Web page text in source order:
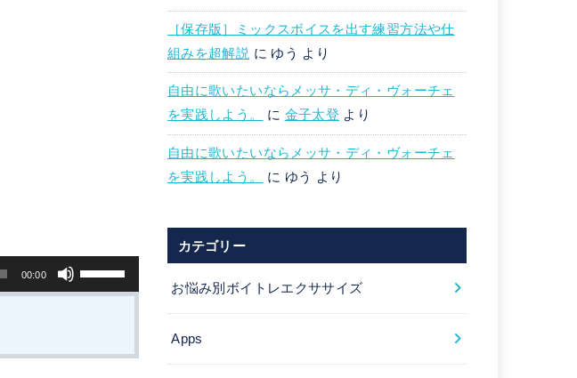
00:00
ボ
リ
ー
［保存版］ミックスボイスを出す練習方法や仕
組みを超解説 に ゆう より
自由に歌いたいならメッサ・ディ・ヴォーチェ
を実践しよう。
に 金子太登 より
自由に歌いたいならメッサ・ディ・ヴォーチェ
を実践しよう。
に ゆう より
カテゴリー
お悩み別ボイトレエクササイズ
Apps